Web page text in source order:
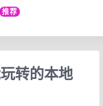
推荐
转的本地